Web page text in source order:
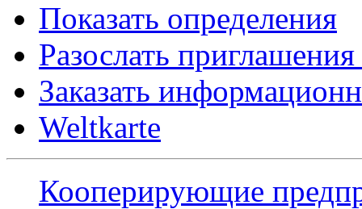
Показать определения
Разослать
Заказать
Weltkarte
Кооперирующие